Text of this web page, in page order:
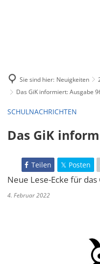
Sie sind hier: Neuigkeiten
Das GiK informiert: Ausgabe
SCHULNACHRICHTEN
Das GiK
Teilen Posten
Neue Lese-Ecke für
4. Februar 2022